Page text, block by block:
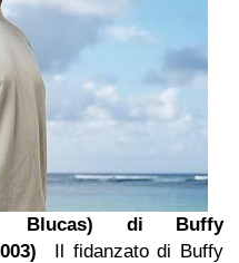
Blucas) di Buffy
Il fidanzato di Buffy